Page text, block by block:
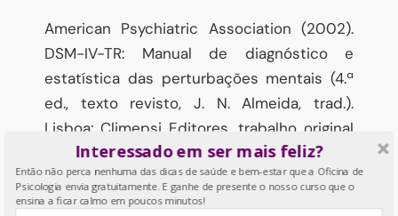
American Psychiatric Association (2002).
DSM-IV-TR: Manual de diagnóstico e
estatística das perturbações mentais (4.ª
ed., texto revisto, J. N. Almeida, trad.).
Lisboa: Climepsi Editores, trabalho original
publicado em 2000
11 de Outubro, 2013
Interessado em ser mais feliz?
Então não perca nenhuma das dicas de saúde e bem-estar que a Oficina de
Psicologia envia gratuitamente. E ganhe de presente o nosso curso que o
ensina a ficar calmo em poucos minutos!